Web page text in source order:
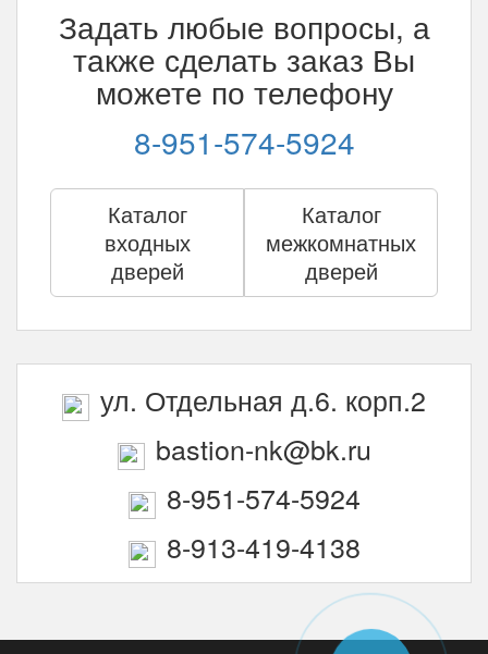
Задать любые вопросы, а
также сделать заказ Вы
можете по телефону
8-951-574-5924
Каталог
входных
дверей
Каталог
межкомнатных
дверей
ул. Отдельная д.6. корп.2
bastion-nk@bk.ru
8-951-574-5924
8-913-419-4138